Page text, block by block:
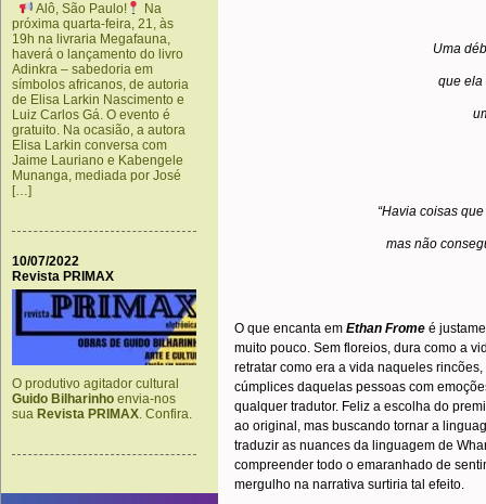
Alô, São Paulo!
Na
próxima quarta-feira, 21, às
19h na livraria Megafauna,
haverá o lançamento do livro
Adinkra – sabedoria em
símbolos africanos, de autoria
de Elisa Larkin Nascimento e
Luiz Carlos Gá. O evento é
gratuito. Na ocasião, a autora
Elisa Larkin conversa com
Jaime Lauriano e Kabengele
Munanga, mediada por José
[…]
10/07/2022
Revista PRIMAX
O produtivo agitador cultural
Guido Bilharinho envia-nos
sua Revista PRIMAX. Confira.
Uma
que ela
“Havia coisas
mas não
O que encanta em Ethan Frome é
muito pouco. Sem floreios, dura como a
retratar como era a vida naqueles
cúmplices daquelas pessoas com
qualquer tradutor. Feliz a escolha do
ao original, mas buscando tornar a
traduzir as nuances da linguagem de
compreender todo o emaranhado de
mergulho na narrativa surtiria tal efeito.